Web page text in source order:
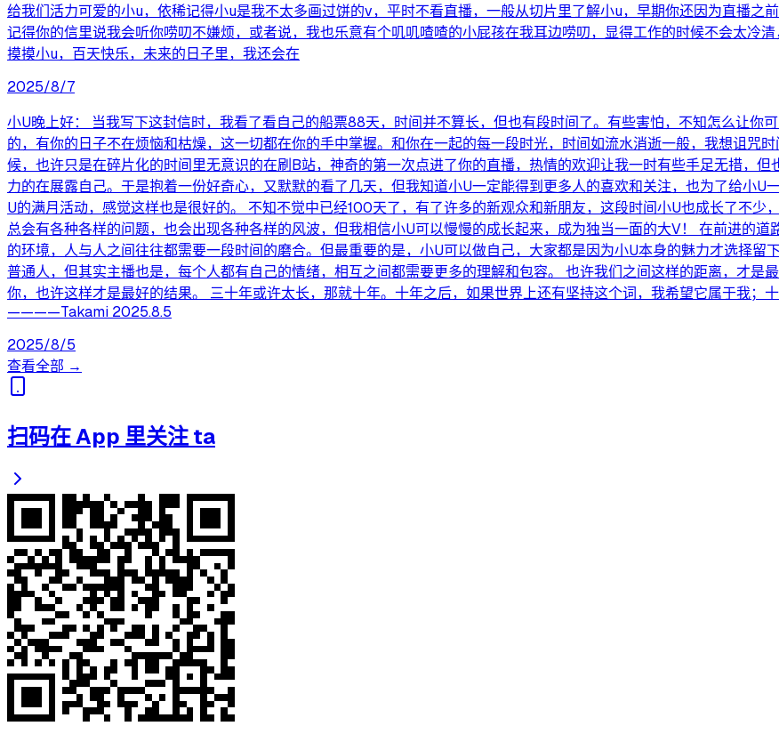
给我们活力可爱的小u，依稀记得小u是我不太多画过饼的v，平时不看直播，一般从切片里了解小u，早期你还因为直播之
记得你的信里说我会听你唠叨不嫌烦，或者说，我也乐意有个叽叽喳喳的小屁孩在我耳边唠叨，显得工作的时候不会太冷
摸摸小u，百天快乐，未来的日子里，我还会在
2025/8/7
小U晚上好： 当我写下这封信时，我看了看自己的船票88天，时间并不算长，但也有段时间了。有些害怕，不知怎么让你
的，有你的日子不在烦恼和枯燥，这一切都在你的手中掌握。和你在一起的每一段时光，时间如流水消逝一般，我想诅咒
候，也许只是在碎片化的时间里无意识的在刷B站，神奇的第一次点进了你的直播，热情的欢迎让我一时有些手足无措，
力的在展露自己。于是抱着一份好奇心，又默默的看了几天，但我知道小U一定能得到更多人的喜欢和关注，也为了给小
U的满月活动，感觉这样也是很好的。 不知不觉中已经100天了，有了许多的新观众和新朋友，这段时间小U也成长了不少
总会有各种各样的问题，也会出现各种各样的风波，但我相信小U可以慢慢的成长起来，成为独当一面的大V！ 在前进的
的环境，人与人之间往往都需要一段时间的磨合。但最重要的是，小U可以做自己，大家都是因为小U本身的魅力才选择
普通人，但其实主播也是，每个人都有自己的情绪，相互之间都需要更多的理解和包容。 也许我们之间这样的距离，才是
你，也许这样才是最好的结果。 三十年或许太长，那就十年。十年之后，如果世界上还有坚持这个词，我希望它属于我；
————Takami 2025.8.5
2025/8/5
查看全部 →
扫码在 App 里关注 ta